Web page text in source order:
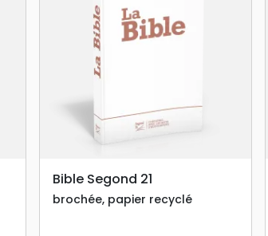
search APERÇU RAPIDE
Bible Segond 21
brochée, papier recyclé